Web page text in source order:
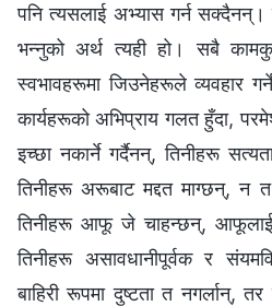
पनि त्यसलाई अभ्यास गर्न
भन्‍नुको अर्थ त्यही हो। सबै
स्वभावहरूमा जिउनेहरूले व्यवहार
कार्यहरूको अभिप्राय गलत हुँदा,
इच्छा नकार्ने गर्दैनन्, तिनीहरू
तिनीहरू अरूबाट मद्दत माग्छन्,
तिनीहरू आफू जे चाहन्छन्, आफूलाई
तिनीहरू असावधानीपूर्वक र
बाहिरी रूपमा दुष्टता त नगर्लान्,